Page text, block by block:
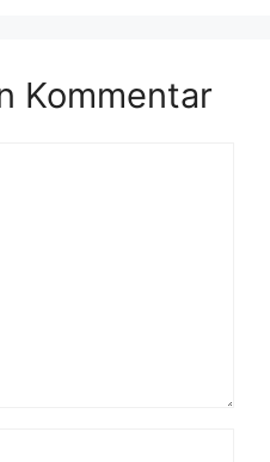
Kommentar